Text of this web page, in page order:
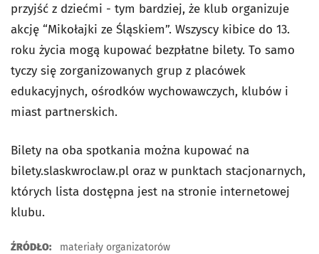
przyjść z dziećmi - tym bardziej, że klub organizuje
akcję “Mikołajki ze Śląskiem”. Wszyscy kibice do 13.
roku życia mogą kupować bezpłatne bilety. To samo
tyczy się zorganizowanych grup z placówek
edukacyjnych, ośrodków wychowawczych, klubów i
miast partnerskich.
Bilety na oba spotkania można kupować na
bilety.slaskwroclaw.pl oraz w punktach stacjonarnych,
których lista dostępna jest na stronie internetowej
klubu.
ŹRÓDŁO: materiały organizatorów